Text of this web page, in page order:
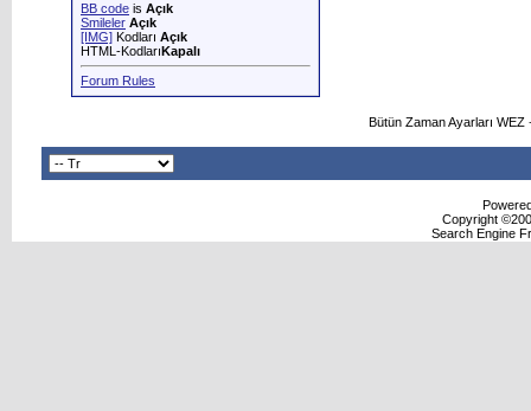
BB code is Açık
Smileler Açık
[IMG] Kodları Açık
HTML-KodlarıKapalı
Forum Rules
Bütün Zaman Ayarları
Copyright
Search Engine